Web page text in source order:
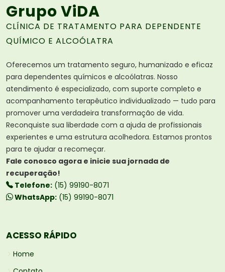
Grupo ViDA
CLÍNICA DE TRATAMENTO PARA DEPENDENTE
QUÍMICO E ALCOÓLATRA
Oferecemos um tratamento seguro, humanizado e eficaz
para dependentes químicos e alcoólatras. Nosso
atendimento é especializado, com suporte completo e
acompanhamento terapêutico individualizado — tudo para
promover uma verdadeira transformação de vida.
Reconquiste sua liberdade com a ajuda de profissionais
experientes e uma estrutura acolhedora. Estamos prontos
para te ajudar a recomeçar.
Fale conosco agora e inicie sua jornada de
recuperação!
Telefone: (15) 99190-8071
WhatsApp: (15) 99190-8071
ACESSO RÁPIDO
Home